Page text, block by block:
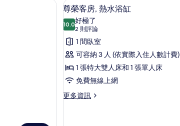
的
詳
情
顯
示
尊
榮
客
房,
熱
水
8
尊榮客房, 熱水浴缸
10.010.0 分，滿分 10 分
好極了
2 則評論
(2
則
評
論)
1 間臥室
可容納 3 人 (依實際入住人數計費)
1 張特大雙人床和 1 張單人床
免費無線上網
更多資訊
更